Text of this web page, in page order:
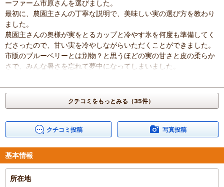
ーファーム市原さんを選びました。
最初に、農園主さんの丁寧な説明で、美味しい実の選び方を教わり
ました。
農園主さんの奥様が実をとるカップと冷やす氷を何度も準備してく
ださったので、甘い実を冷やしながらいただくことができました。
市販のブルーベリーとは別物？と思うほどの実の甘さと皮の柔らか
さで、みんな暑さを忘れて夢中になってしまいました。
好きな種類を見つけるのも楽しかったです。
休憩用のガーデンチェアで水分補給と休憩しつつ、ブルーベリー好
きな娘は何度も何度も山盛りに摘んできては美味しくいただいてい
時間制限がないので、田園風景に癒されながら、途中スムージーを
飲んだり、また摘んだりと、ゆったりした気分で過ごせました。
8月からはまた違う種類のブルーベリーが食べごろになるそうで
す！
また伺いたいね！と家族みんなで話しています。
農園主さま、奥さま、楽しい時間をありがとうございました！
クチコミをもっとみる（35件）
クチコミ投稿 写真投稿
基本情報
所在地